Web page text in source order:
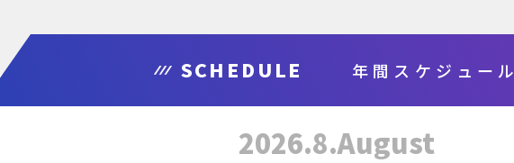
SCHEDULE 年間スケジュール
2026.8.August